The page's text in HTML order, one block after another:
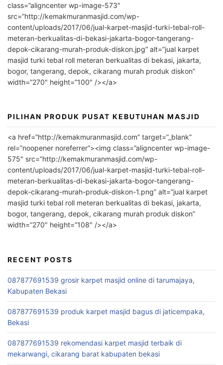
r
n
a
t
i
v
class=”aligncenter wp-image-573″
src=”http://kemakmuranmasjid.com/wp-
content/uploads/2017/06/jual-karpet-masjid-turki-tebal-roll-
meteran-berkualitas-di-bekasi-jakarta-bogor-tangerang-
depok-cikarang-murah-produk-diskon.jpg” alt=”jual karpet
masjid turki tebal roll meteran berkualitas di bekasi, jakarta,
bogor, tangerang, depok, cikarang murah produk diskon”
width=”270″ height=”100″ /></a>
PILIHAN PRODUK PUSAT KEBUTUHAN MASJID
<a href=”http://kemakmuranmasjid.com” target=”_blank”
rel=”noopener noreferrer”><img class=”aligncenter wp-image-
575″ src=”http://kemakmuranmasjid.com/wp-
content/uploads/2017/06/jual-karpet-masjid-turki-tebal-roll-
meteran-berkualitas-di-bekasi-jakarta-bogor-tangerang-
depok-cikarang-murah-produk-diskon-1.png” alt=”jual karpet
masjid turki tebal roll meteran berkualitas di bekasi, jakarta,
bogor, tangerang, depok, cikarang murah produk diskon”
width=”270″ height=”108″ /></a>
RECENT POSTS
087877691539 grosir karpet masjid online di tarumajaya,
Kabupaten Bekasi
087877691539 produk karpet masjid bagus di jaticempaka,
Bekasi
087877691539 rekomendasi karpet masjid terbaik di
mekarwangi, cikarang barat kabupaten bekasi